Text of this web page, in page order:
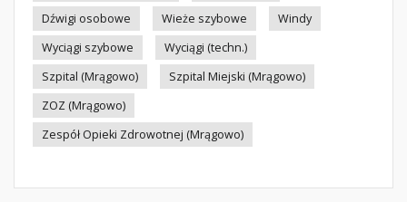
Dźwigi osobowe
Wieże szybowe
Windy
Wyciągi szybowe
Wyciągi (techn.)
Szpital (Mrągowo)
Szpital Miejski (Mrągowo)
ZOZ (Mrągowo)
Zespół Opieki Zdrowotnej (Mrągowo)